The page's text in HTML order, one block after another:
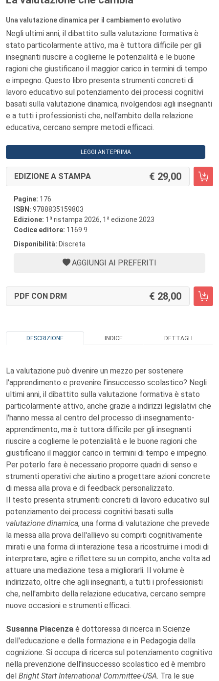
Una valutazione dinamica per il cambiamento evolutivo
Negli ultimi anni, il dibattito sulla valutazione formativa è
stato particolarmente attivo, ma è tuttora difficile per gli
insegnanti riuscire a coglierne le potenzialità e le buone
ragioni che giustificano il maggior carico in termini di tempo
e impegno. Questo libro presenta strumenti concreti di
lavoro educativo sul potenziamento dei processi cognitivi
basati sulla valutazione dinamica, rivolgendosi agli insegnanti
e a tutti i professionisti che, nell’ambito della relazione
educativa, cercano sempre metodi efficaci.
LEGGI ANTEPRIMA
EDIZIONE A STAMPA 29,00
Pagine: 176
ISBN: 9788835159803
Edizione: 1 a ristampa 2026, 1 a edizione 2023
Codice editore: 1169.9
Disponibilità: Discreta
AGGIUNGI AI PREFERITI
PDF CON DRM 28,00
DESCRIZIONE INDICE DETTAGLI
La valutazione può divenire un mezzo per sostenere
l'apprendimento e prevenire l'insuccesso scolastico? Negli
ultimi anni, il dibattito sulla valutazione formativa è stato
particolarmente attivo, anche grazie a indirizzi legislativi che
l'hanno messa al centro del processo di insegnamento-
apprendimento, ma è tuttora difficile per gli insegnanti
riuscire a coglierne le potenzialità e le buone ragioni che
giustificano il maggior carico in termini di tempo e impegno.
Per poterlo fare è necessario proporre quadri di senso e
strumenti operativi che aiutino a progettare azioni concrete
di messa alla prova e di feedback personalizzato.
Il testo presenta strumenti concreti di lavoro educativo sul
potenziamento dei processi cognitivi basati sulla
valutazione dinamica, una forma di valutazione che prevede
la messa alla prova dell'allievo su compiti cognitivamente
mirati e una forma di interazione tesa a ricostruirne i modi di
interpretare, agire e riflettere su un compito, anche volta ad
attuare una mediazione tesa a migliorarli. Il volume è
indirizzato, oltre che agli insegnanti, a tutti i professionisti
che, nell'ambito della relazione educativa, cercano sempre
nuove occasioni e strumenti efficaci.
Susanna Piacenza è dottoressa di ricerca in Scienze
dell'educazione e della formazione e in Pedagogia della
cognizione. Si occupa di ricerca sul potenziamento cognitivo
nella prevenzione dell'insuccesso scolastico ed è membro
del Bright Start International Committee-USA. Tra le sue